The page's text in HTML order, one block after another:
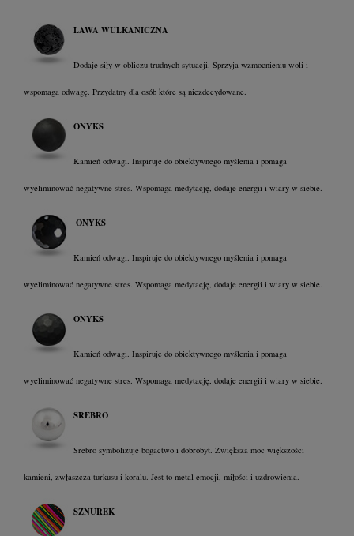
LAWA WULKANICZNA
Dodaje siły w obliczu trudnych sytuacji. Sprzyja wzmocnieniu woli i
wspomaga odwagę. Przydatny dla osób które są niezdecydowane.
ONYKS
Kamień odwagi. Inspiruje do obiektywnego myślenia i pomaga
wyeliminować negatywne stres. Wspomaga medytację, dodaje energii i wiary w siebie.
ONYKS
Kamień odwagi. Inspiruje do obiektywnego myślenia i pomaga
wyeliminować negatywne stres. Wspomaga medytację, dodaje energii i wiary w siebie.
ONYKS
Kamień odwagi. Inspiruje do obiektywnego myślenia i pomaga
wyeliminować negatywne stres. Wspomaga medytację, dodaje energii i wiary w siebie.
SREBRO
Srebro symbolizuje bogactwo i dobrobyt. Zwiększa moc większości
kamieni, zwłaszcza turkusu i koralu. Jest to metal emocji, miłości i uzdrowienia.
SZNUREK